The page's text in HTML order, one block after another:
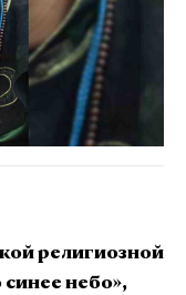
религиозной
небо»,